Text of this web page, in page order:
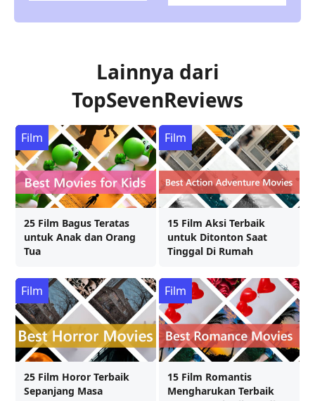
Lainnya dari
TopSevenReviews
25 Film Bagus Teratas
untuk Anak dan Orang
Tua
Film
15 Film Aksi Terbaik
untuk Ditonton Saat
Tinggal Di Rumah
Film
25 Film Horor Terbaik
Sepanjang Masa
Film
15 Film Romantis
Mengharukan Terbaik
Film